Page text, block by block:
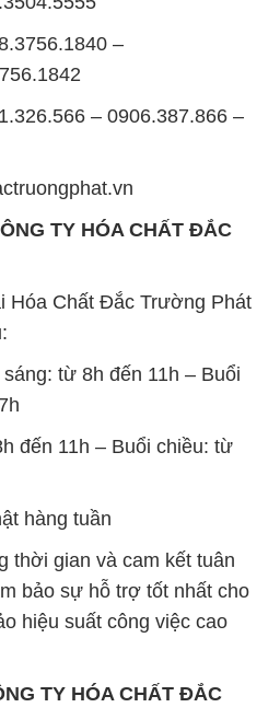
từ 8h đến 11h – Buổi
đến 11h – Buổi chiều: từ
hàng tuần
bảo sự hỗ trợ tốt nhất cho
hiệu suất công việc cao
TY HÓA CHẤT ĐẮC
lộ 1A, Phường Bình Trị
Sài Gòn TP. Hồ Chí